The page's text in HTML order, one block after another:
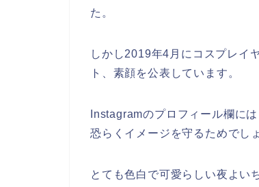
た。
しかし2019年4月にコスプレイ
ト、素顔を公表しています。
Instagramのプロフィール欄に
恐らくイメージを守るためでし
とても色白で可愛らしい夜よい